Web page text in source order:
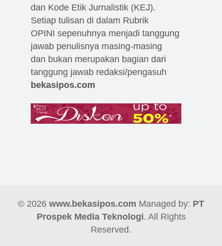
dan Kode Etik Jurnalistik (KEJ).
Setiap tulisan di dalam Rubrik
OPINI sepenuhnya menjadi tanggung
jawab penulisnya masing-masing
dan bukan merupakan bagian dari
tanggung jawab redaksi/pengasuh
bekasipos.com
© 2026 www.bekasipos.com Managed by: PT
Prospek Media Teknologi. All Rights
Reserved.